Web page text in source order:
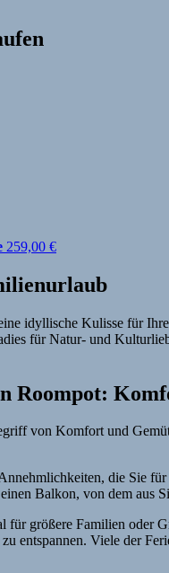
259,00 €
idyllische Kulisse für
für Natur- und
Roompot:
von Komfort und
die Sie
Balkon, von dem aus
größere Familien oder
entspannen. Viele der